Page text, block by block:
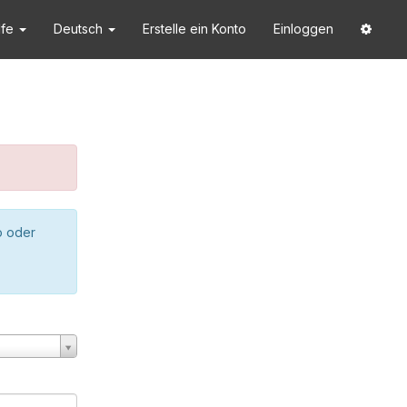
Deutsch Erstelle ein Konto Einloggen
oder